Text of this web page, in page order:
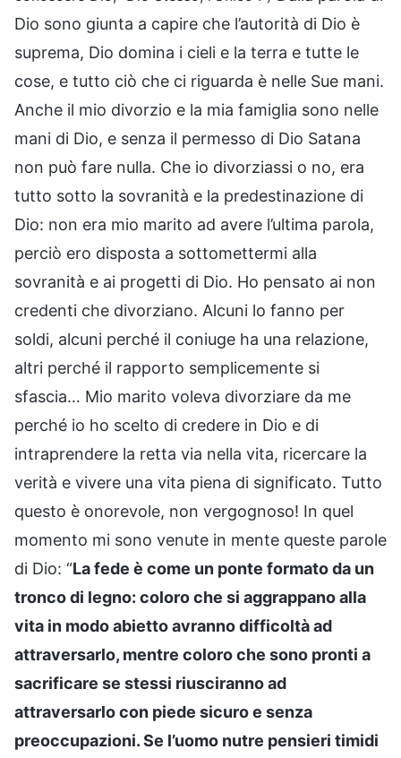
Dio sono giunta a capire che l’autorità di Dio è
suprema, Dio domina i cieli e la terra e tutte le
cose, e tutto ciò che ci riguarda è nelle Sue mani.
Anche il mio divorzio e la mia famiglia sono nelle
mani di Dio, e senza il permesso di Dio Satana
non può fare nulla. Che io divorziassi o no, era
tutto sotto la sovranità e la predestinazione di
Dio: non era mio marito ad avere l’ultima parola,
perciò ero disposta a sottomettermi alla
sovranità e ai progetti di Dio. Ho pensato ai non
credenti che divorziano. Alcuni lo fanno per
soldi, alcuni perché il coniuge ha una relazione,
altri perché il rapporto semplicemente si
sfascia… Mio marito voleva divorziare da me
perché io ho scelto di credere in Dio e di
intraprendere la retta via nella vita, ricercare la
verità e vivere una vita piena di significato. Tutto
questo è onorevole, non vergognoso! In quel
momento mi sono venute in mente queste parole
di Dio: “La fede è come un ponte formato da un
tronco di legno: coloro che si aggrappano alla
vita in modo abietto avranno difficoltà ad
attraversarlo, mentre coloro che sono pronti a
sacrificare se stessi riusciranno ad
attraversarlo con piede sicuro e senza
preoccupazioni. Se l’uomo nutre pensieri timidi